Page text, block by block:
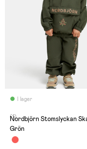
I lager
(1)
Nordbjörn Stomslyckan
Grön